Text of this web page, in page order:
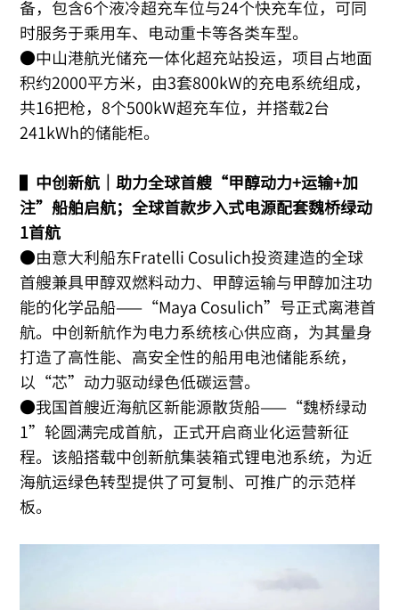
备，包含6个液冷超充车位与24个快充车位，可同
时服务于乘用车、电动重卡等各类车型。
●中山港航光储充一体化超充站投运，项目占地面
积约2000平方米，由3套800kW的充电系统组成，
共16把枪，8个500kW超充车位，并搭载2台
241kWh的储能柜。
▌ 中创新航｜助力全球首艘“甲醇动力+运输+加
注”船舶启航；全球首款步入式电源配套魏桥绿动
1首航
●由意大利船东Fratelli Cosulich投资建造的全球
首艘兼具甲醇双燃料动力、甲醇运输与甲醇加注功
能的化学品船——“Maya Cosulich”号正式离港首
航。中创新航作为电力系统核心供应商，为其量身
打造了高性能、高安全性的船用电池储能系统，
以“芯”动力驱动绿色低碳运营。
●我国首艘近海航区新能源散货船——“魏桥绿动
1”轮圆满完成首航，正式开启商业化运营新征
程。该船搭载中创新航集装箱式锂电池系统，为近
海航运绿色转型提供了可复制、可推广的示范样
板。